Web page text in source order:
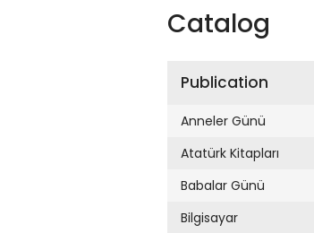
Catalog
Publication
Anneler Günü
Atatürk Kitapları
Babalar Günü
Bilgisayar